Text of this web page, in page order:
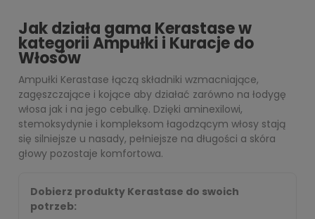
Jak działa gama Kerastase w
kategorii Ampułki i Kuracje do
Włosów
Ampułki Kerastase łączą składniki wzmacniające,
zagęszczające i kojące aby działać zarówno na łodygę
włosa jak i na jego cebulkę. Dzięki aminexilowi,
stemoksydynie i kompleksom łagodzącym włosy stają
się silniejsze u nasady, pełniejsze na długości a skóra
głowy pozostaje komfortowa.
Dobierz produkty Kerastase do swoich
potrzeb: